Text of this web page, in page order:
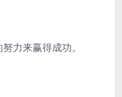
力来赢得成功。